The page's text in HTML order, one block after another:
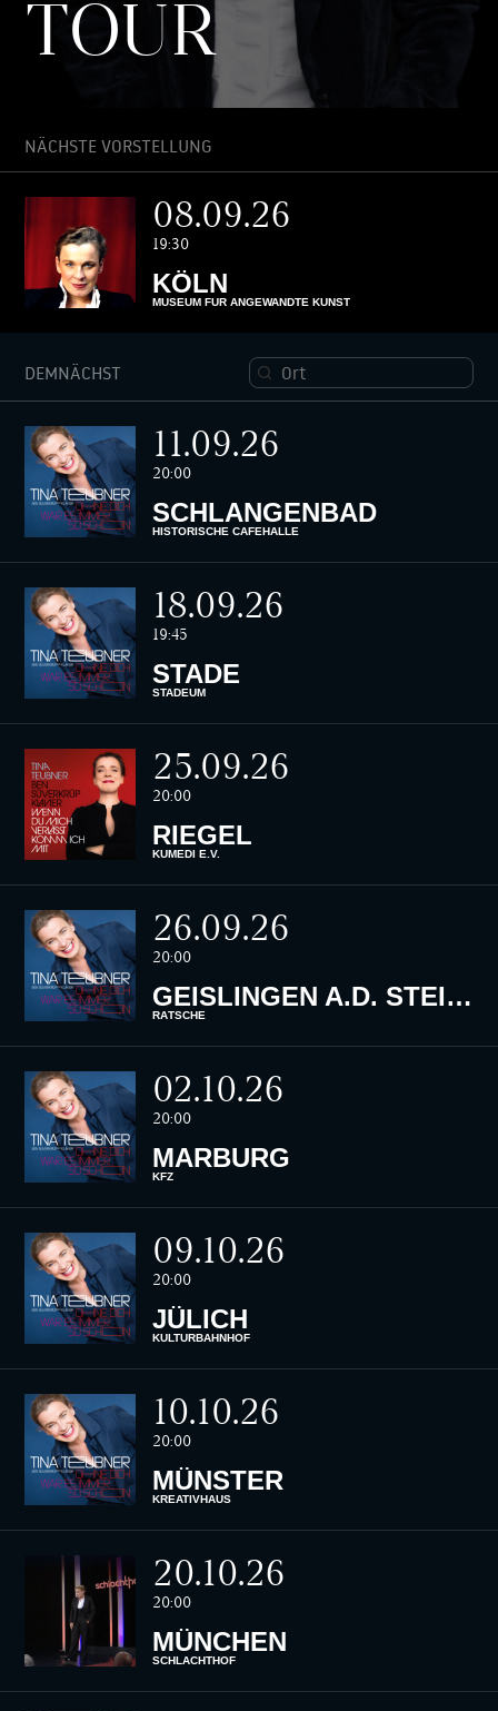
TOUR
NÄCHSTE VORSTELLUNG
08.09.26
19:30
KÖLN
MUSEUM FÜR ANGEWANDTE KUNST
DEMNÄCHST
11.09.26
20:00
SCHLANGENBAD
HISTORISCHE CAFÉHALLE
18.09.26
19:45
STADE
STADEUM
25.09.26
20:00
RIEGEL
KUMEDI E.V.
26.09.26
20:00
GEISLINGEN A.D. STEIGE
RÄTSCHE
02.10.26
20:00
MARBURG
KFZ
09.10.26
20:00
JÜLICH
KULTURBAHNHOF
10.10.26
20:00
MÜNSTER
KREATIVHAUS
20.10.26
20:00
MÜNCHEN
SCHLACHTHOF